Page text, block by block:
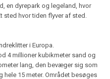
en dyrepark og legeland, hvor
sted hvor tiden flyver af sted.
i Europa.
4 millioner kubikmeter sand og
lang, den bevæger sig som
hele 15 meter. Området besøges